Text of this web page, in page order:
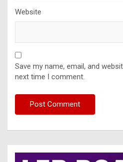
Website
Save my name, email, and
next time I comment.